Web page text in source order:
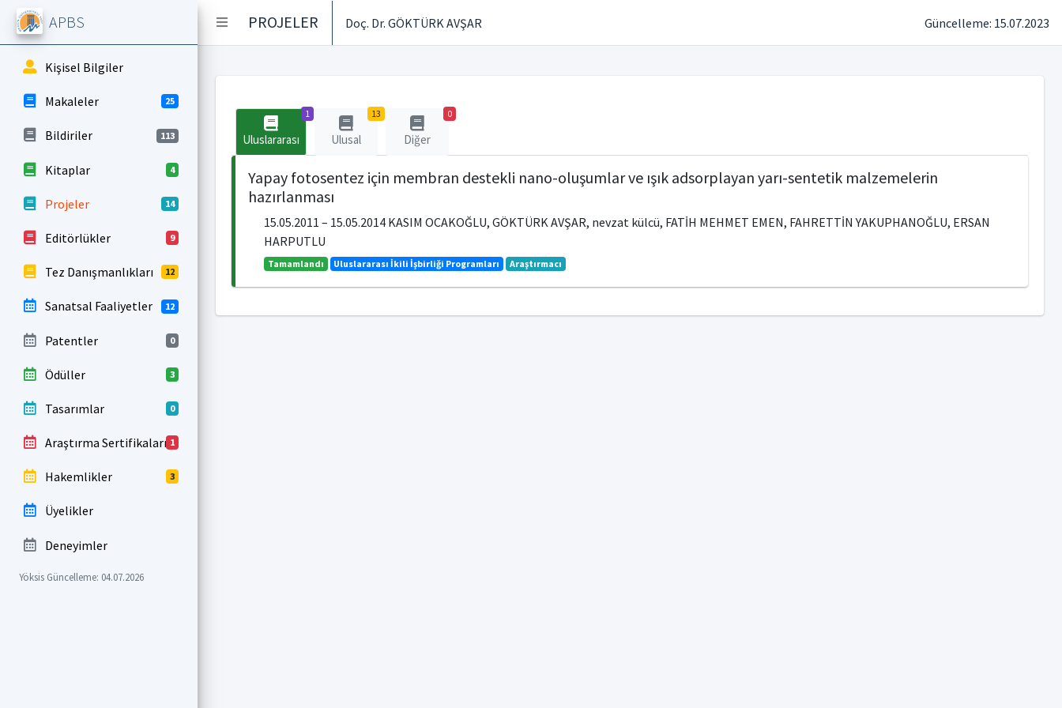
PROJELER Doç. Dr. GÖKTÜRK AVŞAR Güncelleme: 15.07.2023
APBS
Kişisel Bilgiler
Makaleler 25
Bildiriler 113
Kitaplar 4
Projeler 14
Editörlükler 9
Tez Danışmanlıkları 12
Sanatsal Faaliyetler 12
Patentler 0
Ödüller 3
Tasarımlar 0
Araştırma Sertifikaları 1
Hakemlikler 3
Üyelikler
Deneyimler
Yöksis Güncelleme: 04.07.2026
1
Uluslararası
13
Ulusal
0
Diğer
Yapay fotosentez için membran destekli nano-oluşumlar ve ışık adsorplayan yarı-sentetik malzemelerin
hazırlanması
15.05.2011 – 15.05.2014 KASIM OCAKOĞLU, GÖKTÜRK AVŞAR, nevzat külcü, FATİH MEHMET EMEN, FAHRETTİN YAKUPHANOĞLU, ERSAN
HARPUTLU
Tamamlandı Uluslararası İkili İşbirliği Programları Araştırmacı